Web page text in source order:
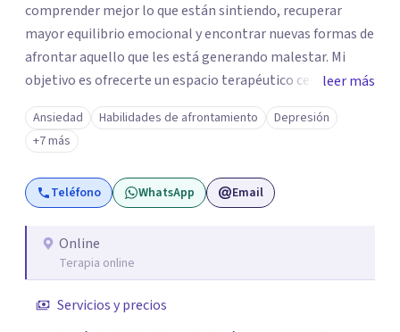
comprender mejor lo que están sintiendo, recuperar
mayor equilibrio emocional y encontrar nuevas formas de
afrontar aquello que les está generando malestar. Mi
objetivo es ofrecerte un espacio terapéutico cercano,
seguro y libre de juicios, en el que puedas comprender
mejor lo que estás viviendo, reconocer tus necesidades y
desarrollar herramientas que te ayuden a afrontar tu
malestar emocional con mayor claridad y bienestar.
leer más
Ansiedad Habilidades de afrontamiento
Depresión
+7 más
Teléfono WhatsApp Email
Online
Terapia online
Servicios y precios